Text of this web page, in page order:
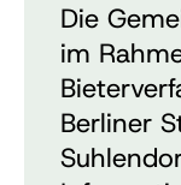
Die
im
Berliner